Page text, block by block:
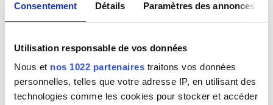
Consentement Détails Paramètres des annonces
Utilisation responsable de vos données
Nous et nos 1022 partenaires traitons vos données
personnelles, telles que votre adresse IP, en utilisant des
technologies comme les cookies pour stocker et accéder
Bonn, Rhétanie du Nord-Westphalie (Allemagne) 1669 - Anvers 1728
Lierre 1852 - Fay-aux-Loges, Loiret (France) 1927
van Beresteyn Claes
Haarlem (Pays-Bas) 1629 - 1684